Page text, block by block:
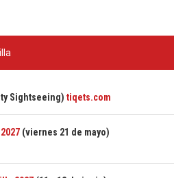
Sightseeing) tiqets.com
(viernes 21 de mayo)